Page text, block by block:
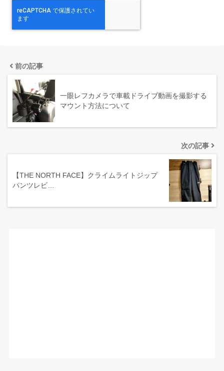
前の記事
一眼レフカメラで車載ドライブ動画を撮影する
マウント方法について
次の記事
【THE NORTH FACE】クライムライトジップ
パンツレビ…